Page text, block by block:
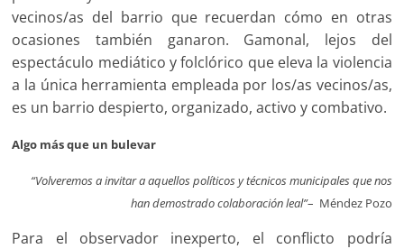
vecinos/as del barrio que recuerdan cómo en otras
ocasiones también ganaron. Gamonal, lejos del
espectáculo mediático y folclórico que eleva la violencia
a la única herramienta empleada por los/as vecinos/as,
es un barrio despierto, organizado, activo y combativo.
Algo más que un bulevar
“Volveremos a invitar a aquellos políticos y técnicos municipales que nos
han demostrado colaboración leal”– Méndez Pozo
Para el observador inexperto, el conflicto podría